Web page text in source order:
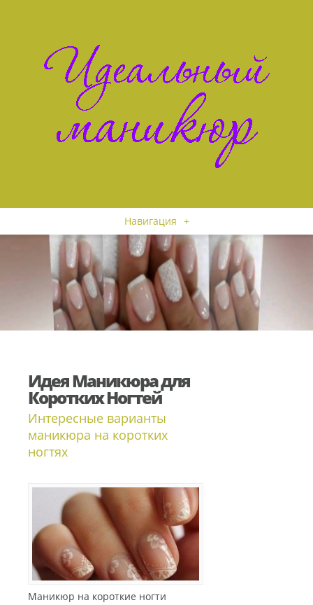
Навигация +
Идея Маникюра для
Коротких Ногтей
Интересные варианты
маникюра на коротких
ногтях
Маникюр на короткие ногти